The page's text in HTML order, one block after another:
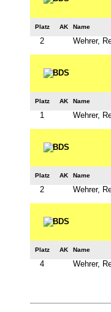
Platz AK Name
2 Wehrer,
Platz AK Name
1 Wehrer,
Platz AK Name
2 Wehrer,
Platz AK Name
4 Wehrer,